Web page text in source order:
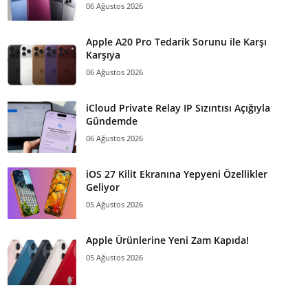
06 Ağustos 2026
Apple A20 Pro Tedarik Sorunu ile Karşı
Karşıya
06 Ağustos 2026
iCloud Private Relay IP Sızıntısı Açığıyla
Gündemde
06 Ağustos 2026
iOS 27 Kilit Ekranına Yepyeni Özellikler
Geliyor
05 Ağustos 2026
Apple Ürünlerine Yeni Zam Kapıda!
05 Ağustos 2026